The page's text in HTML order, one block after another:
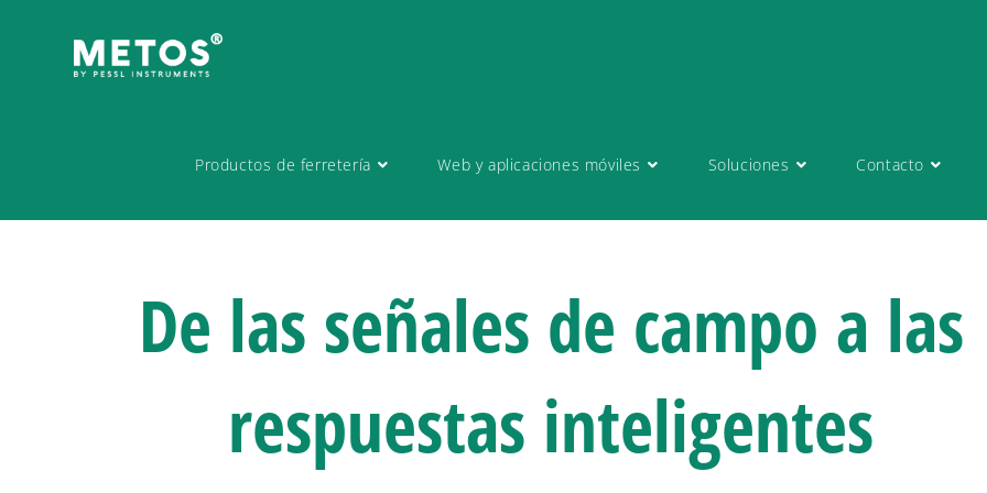
Productos de ferretería Web y aplicaciones móviles Soluciones Contacto
De las señales de campo a las
respuestas inteligentes